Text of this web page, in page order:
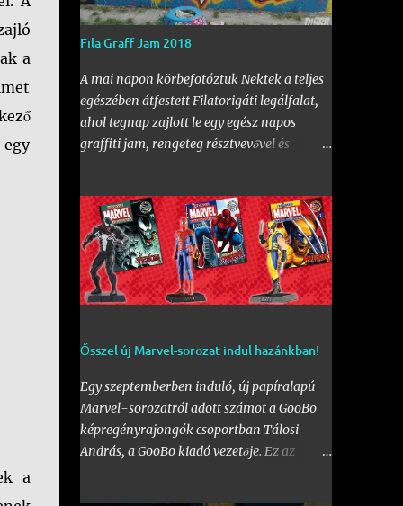
a
egy
a
Fila Graff Jam 2018
A mai napon körbefotóztuk Nektek a teljes
egészében átfestett Filatorigáti legálfalat,
ahol tegnap zajlott le egy egész napos
graffiti jam, rengeteg résztvevővel és
rajzzal, és változatos stílusokkal. Nem is
szaporítanám szót, csekkoljátok a több
mint 60 képből álló galériát, az idei
legnagyobb hazai graffiti jam rajzaival!
Ősszel új Marvel-sorozat indul hazánkban!
Egy szeptemberben induló, új papíralapú
Marvel-sorozatról adott számot a GooBo
képregényrajongók csoportban Tálosi
András, a GooBo kiadó vezetője. Ez az